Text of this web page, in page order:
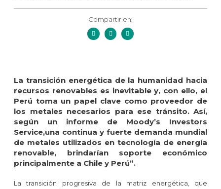
Compartir en:
La transición energética de la humanidad hacia
recursos renovables es inevitable y, con ello, el
Perú toma un papel clave como proveedor de
los metales necesarios para ese tránsito. Así,
según un informe de Moody’s Investors
Service,una continua y fuerte demanda mundial
de metales utilizados en tecnología de energía
renovable, brindarían soporte económico
principalmente a Chile y Perú”.
La transición progresiva de la matriz energética, que